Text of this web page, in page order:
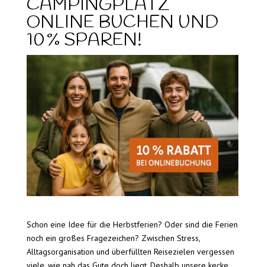
CAMPINGPLATZ
ONLINE BUCHEN UND
10 % SPAREN!
Schon eine Idee für die Herbstferien? Oder sind die Ferien
noch ein großes Fragezeichen? Zwischen Stress,
Alltagsorganisation und überfüllten Reisezielen vergessen